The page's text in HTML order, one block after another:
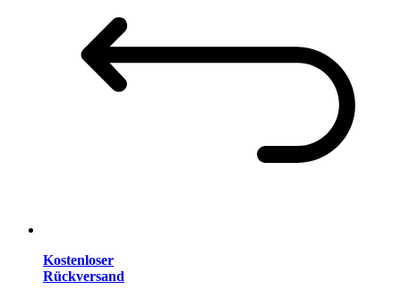
Kostenloser
Rückversand